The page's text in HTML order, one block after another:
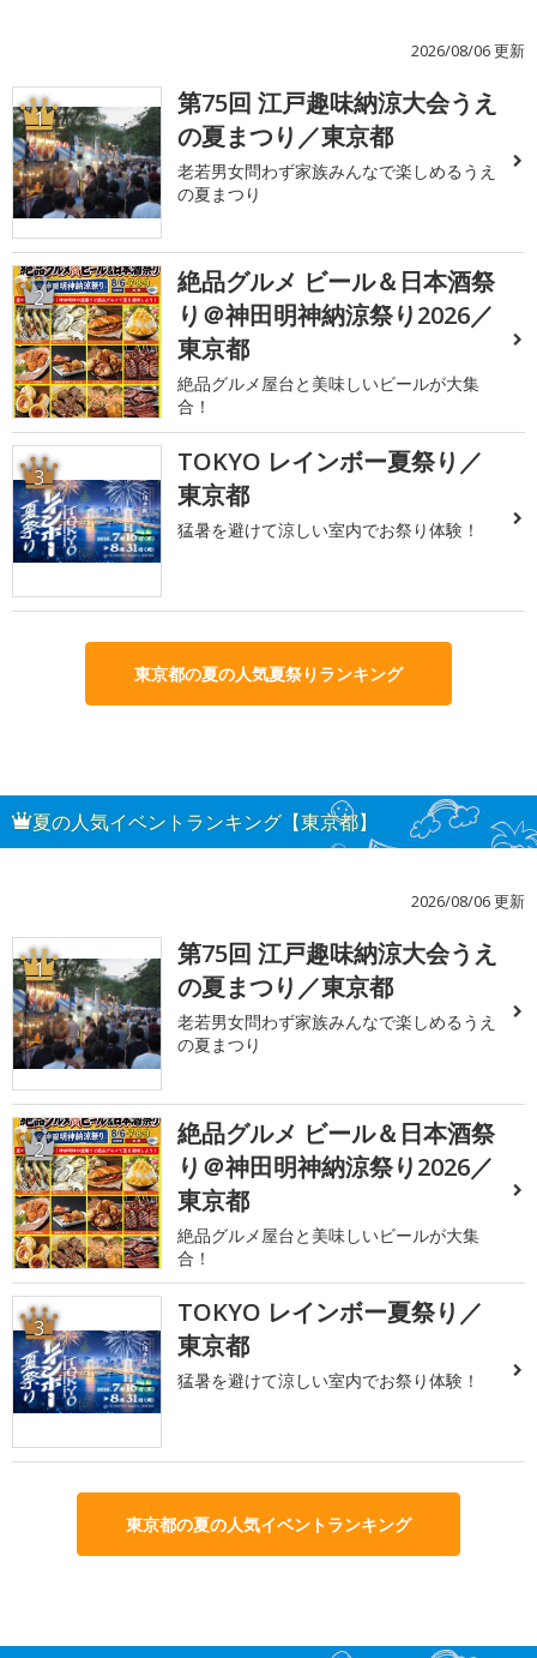
2026/08/06 更新
1
第75回 江戸趣味納涼大会うえ
の夏まつり／東京都
老若男女問わず家族みんなで楽しめるうえ
の夏まつり
2
絶品グルメ ビール＆日本酒祭
り＠神田明神納涼祭り2026／
東京都
絶品グルメ屋台と美味しいビールが大集
合！
3
TOKYO レインボー夏祭り／
東京都
猛暑を避けて涼しい室内でお祭り体験！
東京都の夏の人気夏祭りランキング
夏の人気イベントランキング【東京都】
2026/08/06 更新
1
第75回 江戸趣味納涼大会うえ
の夏まつり／東京都
老若男女問わず家族みんなで楽しめるうえ
の夏まつり
2
絶品グルメ ビール＆日本酒祭
り＠神田明神納涼祭り2026／
東京都
絶品グルメ屋台と美味しいビールが大集
合！
3
TOKYO レインボー夏祭り／
東京都
猛暑を避けて涼しい室内でお祭り体験！
東京都の夏の人気イベントランキング